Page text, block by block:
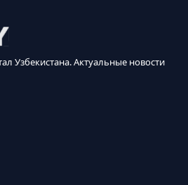
Узбекистана. Актуальные новости